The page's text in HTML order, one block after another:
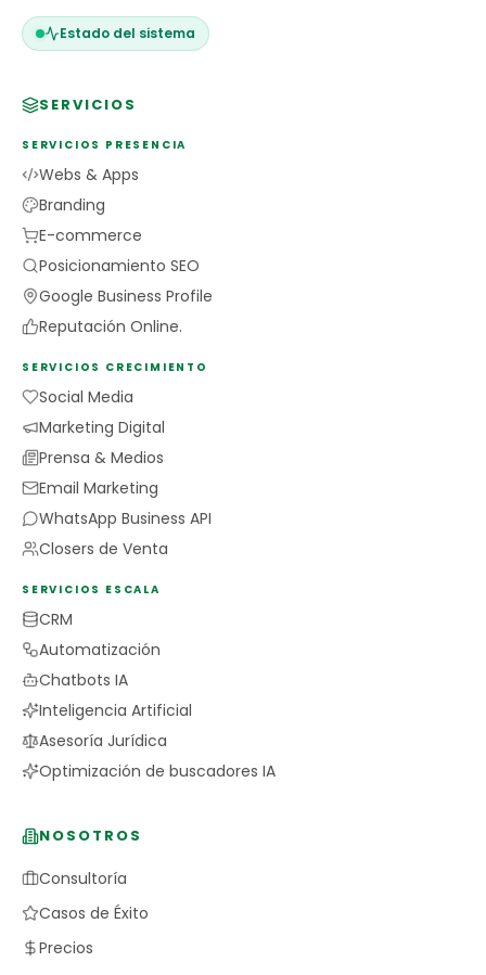
Estado del sistema
SERVICIOS
SERVICIOS PRESENCIA
Webs & Apps
Branding
E-commerce
Posicionamiento SEO
Google Business Profile
Reputación Online.
SERVICIOS CRECIMIENTO
Social Media
Marketing Digital
Prensa & Medios
Email Marketing
WhatsApp Business API
Closers de Venta
SERVICIOS ESCALA
CRM
Automatización
Chatbots IA
Inteligencia Artificial
Asesoría Jurídica
Optimización de buscadores IA
NOSOTROS
Consultoría
Casos de Éxito
Precios